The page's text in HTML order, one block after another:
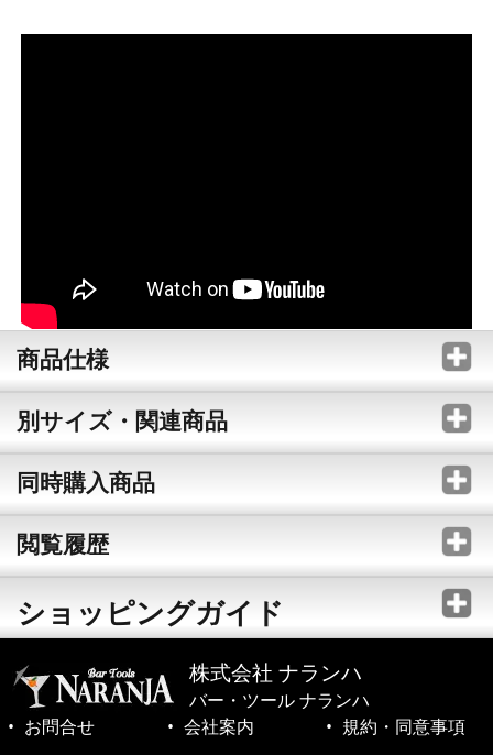
商品仕様
別サイズ・関連商品
同時購入商品
閲覧履歴
ショッピングガイド
株式会社 ナランハ
バー・ツール ナランハ
お問合せ
会社案内
規約・同意事項